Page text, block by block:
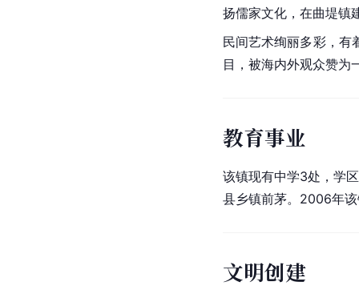
扬儒家文化 ，在曲堤镇
民间艺术绚丽多彩，有
目，被海内外观众赞为
教育事业
该镇现有中学3处，学
县乡镇前茅。2006年
文明创建